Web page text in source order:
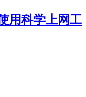
用科学上网工